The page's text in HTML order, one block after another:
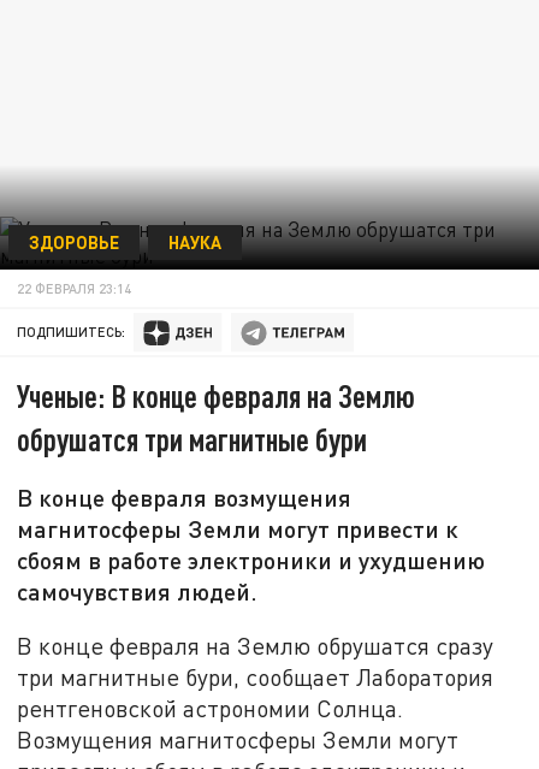
ЗДОРОВЬЕ НАУКА
22 ФЕВРАЛЯ 23:14
ПОДПИШИТЕСЬ:
Ученые: В конце февраля на Землю
обрушатся три магнитные бури
В конце февраля возмущения
магнитосферы Земли могут привести к
сбоям в работе электроники и ухудшению
самочувствия людей.
В конце февраля на Землю обрушатся сразу
три магнитные бури, сообщает Лаборатория
рентгеновской астрономии Солнца.
Возмущения магнитосферы Земли могут